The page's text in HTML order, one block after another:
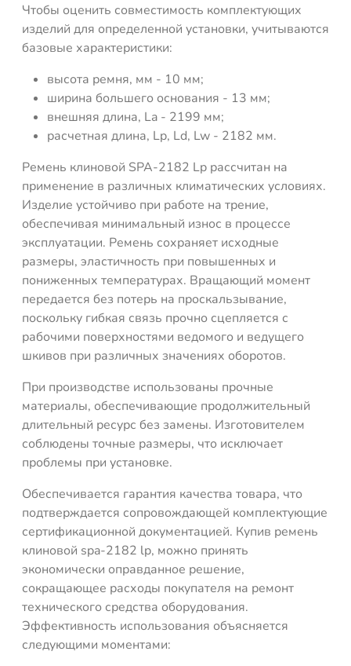
Чтобы оценить совместимость комплектующих
изделий для определенной установки, учитываются
базовые характеристики:
высота ремня, мм - 10 мм;
ширина большего основания - 13 мм;
внешняя длина, La - 2199 мм;
расчетная длина, Lp, Ld, Lw - 2182 мм.
Ремень клиновой SPA-2182 Lp рассчитан на
применение в различных климатических условиях.
Изделие устойчиво при работе на трение,
обеспечивая минимальный износ в процессе
эксплуатации. Ремень сохраняет исходные
размеры, эластичность при повышенных и
пониженных температурах. Вращающий момент
передается без потерь на проскальзывание,
поскольку гибкая связь прочно сцепляется с
рабочими поверхностями ведомого и ведущего
шкивов при различных значениях оборотов.
При производстве использованы прочные
материалы, обеспечивающие продолжительный
длительный ресурс без замены. Изготовителем
соблюдены точные размеры, что исключает
проблемы при установке.
Обеспечивается гарантия качества товара, что
подтверждается сопровождающей комплектующие
сертификационной документацией. Купив ремень
клиновой spa-2182 lp, можно принять
экономически оправданное решение,
сокращающее расходы покупателя на ремонт
технического средства оборудования.
Эффективность использования объясняется
следующими моментами: